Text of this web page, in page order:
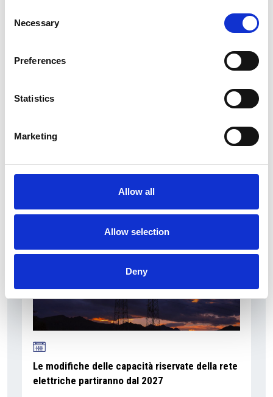
Selection
Necessary
Preferences
Statistics
Marketing
Allow all
Allow selection
Deny
primo semestre
Le modifiche delle capacità riservate della rete
elettriche partiranno dal 2027